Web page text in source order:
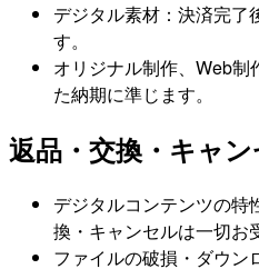
デジタル素材：決済完了
す。
オリジナル制作、Web制
た納期に準じます。
返品・交換・キャ
デジタルコンテンツの特
換・キャンセルは一切お
ファイルの破損・ダウン